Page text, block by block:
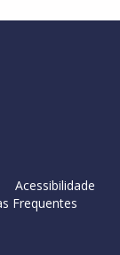
Acessibilidade
Frequentes